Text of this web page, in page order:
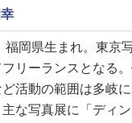
福岡県生まれ。東京
リーランスとなる
活動の範囲は多岐
な写真展に「ディ